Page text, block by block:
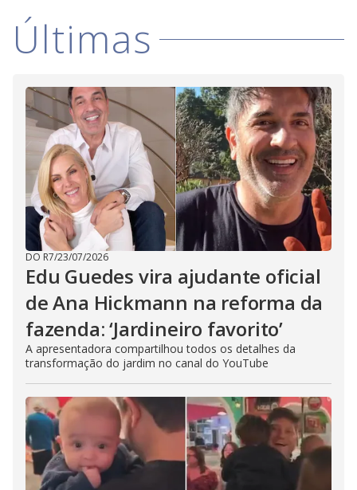
i
d
e
o
Últimas
DO R7/23/07/2026
Edu Guedes vira ajudante oficial
de Ana Hickmann na reforma da
fazenda: ‘Jardineiro favorito’
A apresentadora compartilhou todos os detalhes da
transformação do jardim no canal do YouTube